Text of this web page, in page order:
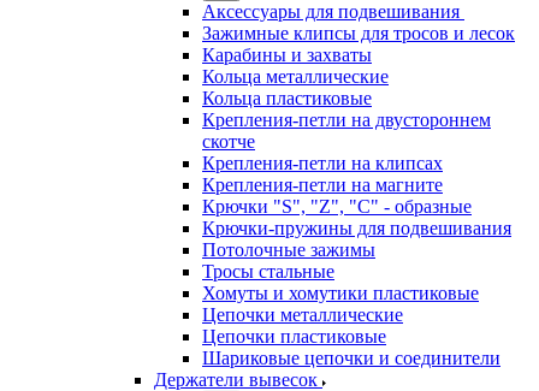
Аксессуары для подвешивания
Зажимные клипсы для тросов и лесок
Карабины и захваты
Кольца металлические
Кольца пластиковые
Крепления-петли на двустороннем
скотче
Крепления-петли на клипсах
Крепления-петли на магните
Крючки "S", "Z", "C" - образные
Крючки-пружины для подвешивания
Потолочные зажимы
Тросы стальные
Хомуты и хомутики пластиковые
Цепочки металлические
Цепочки пластиковые
Шариковые цепочки и соединители
Держатели вывесок